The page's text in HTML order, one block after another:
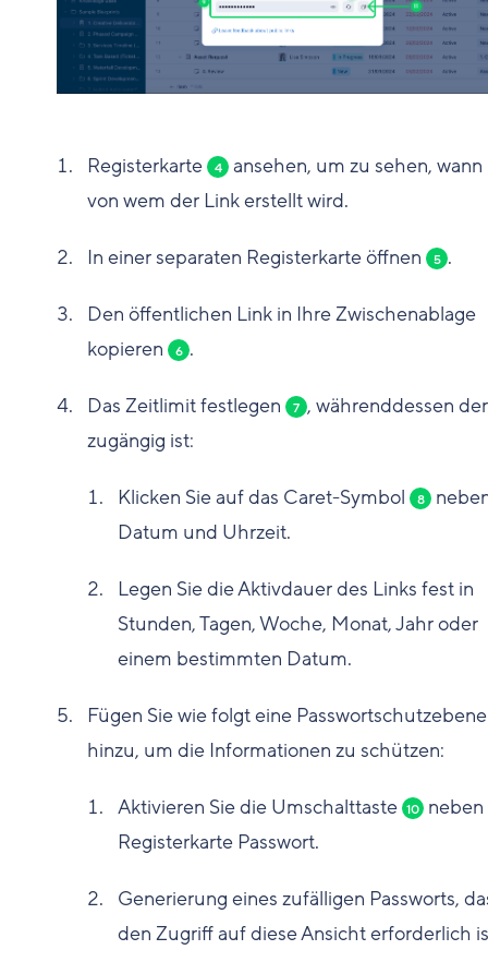
Registerkarte 4
ansehen, um zu sehen,
von wem der Link erstellt wird.
In einer separaten Registerkarte öffnen 5 .
Den öffentlichen Link in Ihre Zwischenablage
kopieren
6 .
Das Zeitlimit festlegen 7 , währenddessen
zugängig ist:
Klicken Sie auf das Caret-Symbol 8
Datum und Uhrzeit.
Legen Sie die Aktivdauer des Links fest in
Stunden, Tagen, Woche, Monat, Jahr oder
einem bestimmten Datum.
Fügen Sie wie folgt eine
hinzu, um die Informationen zu schützen:
Aktivieren Sie die Umschalttaste 10
Registerkarte Passwort.
Generierung eines zufälligen Passworts,
den Zugriff auf diese Ansicht erforderlich